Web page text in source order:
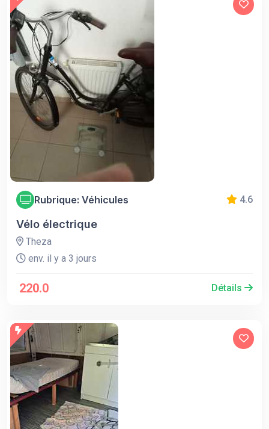
Rubrique: Véhicules 4.6
Vélo électrique
Theza
env. il y a 3 jours
220.0 Détails